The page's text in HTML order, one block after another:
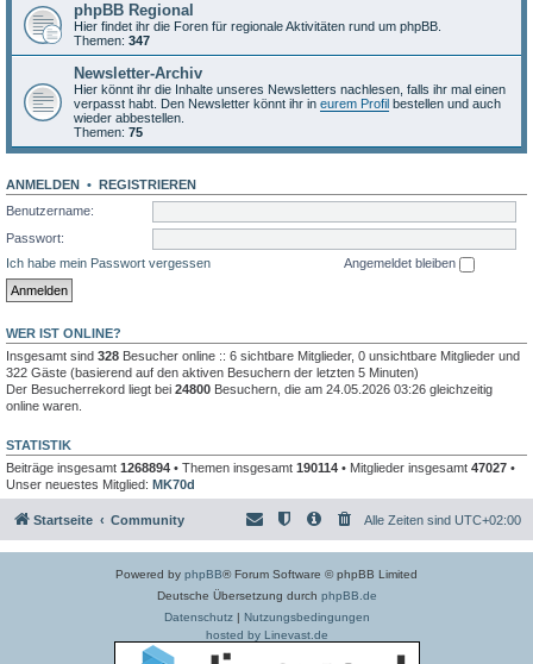
phpBB Regional
Hier findet ihr die Foren für regionale Aktivitäten rund um phpBB.
Themen: 347
Newsletter-Archiv
Hier könnt ihr die Inhalte unseres Newsletters nachlesen, falls ihr mal einen
verpasst habt. Den Newsletter könnt ihr in eurem Profil bestellen und auch
wieder abbestellen.
Themen: 75
ANMELDEN • REGISTRIEREN
Benutzername:
Passwort:
Ich habe mein Passwort vergessen
Angemeldet bleiben
WER IST ONLINE?
Insgesamt sind 328 Besucher online :: 6 sichtbare Mitglieder, 0 unsichtbare Mitglieder und
322 Gäste (basierend auf den aktiven Besuchern der letzten 5 Minuten)
Der Besucherrekord liegt bei 24800 Besuchern, die am 24.05.2026 03:26 gleichzeitig
online waren.
STATISTIK
Beiträge insgesamt 1268894 • Themen insgesamt 190114 • Mitglieder insgesamt 47027 •
Unser neuestes Mitglied: MK70d
Startseite Community Alle Zeiten sind UTC+02:00
Powered by phpBB® Forum Software © phpBB Limited
Deutsche Übersetzung durch phpBB.de
Datenschutz| Nutzungsbedingungen
hosted by Linevast.de